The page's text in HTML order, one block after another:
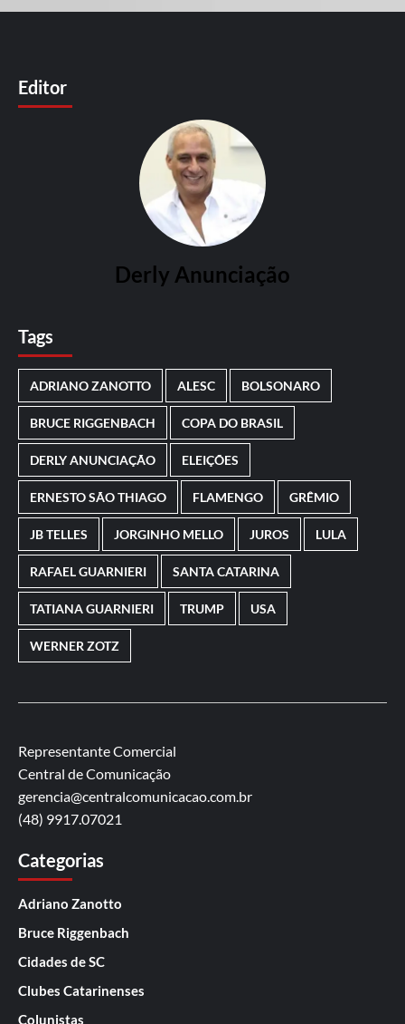
Editor
Derly Anunciação
Tags
ADRIANO ZANOTTO ALESC BOLSONARO
BRUCE RIGGENBACH COPA DO BRASIL
DERLY ANUNCIAÇÃO ELEIÇÕES
ERNESTO SÃO THIAGO FLAMENGO GRÊMIO
JB TELLES JORGINHO MELLO JUROS LULA
RAFAEL GUARNIERI SANTA CATARINA
TATIANA GUARNIERI TRUMP USA
WERNER ZOTZ
Representante Comercial
Central de Comunicação
gerencia@centralcomunicacao.com.br
(48) 9917.07021
Categorias
Adriano Zanotto
Bruce Riggenbach
Cidades de SC
Clubes Catarinenses
Colunistas